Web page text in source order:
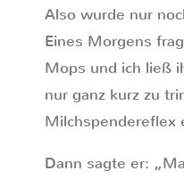
Also wurde nur
Eines Morgens
Mops und ich ließ
nur ganz kurz zu
Milchspendereflex
Dann sagte er: